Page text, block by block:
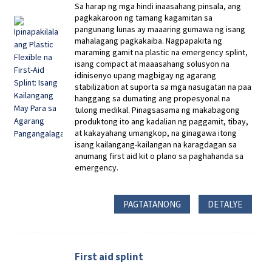
Sa harap ng mga hindi inaasahang pinsala, ang
pagkakaroon ng tamang kagamitan sa
pangunang lunas ay maaaring gumawa ng isang
mahalagang pagkakaiba. Nagpapakita ng
maraming gamit na plastic na emergency splint,
isang compact at maaasahang solusyon na
idinisenyo upang magbigay ng agarang
stabilization at suporta sa mga nasugatan na paa
hanggang sa dumating ang propesyonal na
tulong medikal. Pinagsasama ng makabagong
produktong ito ang kadalian ng paggamit, tibay,
at kakayahang umangkop, na ginagawa itong
isang kailangang-kailangan na karagdagan sa
anumang first aid kit o plano sa paghahanda sa
emergency.
PAGTATANONG DETALYE
First aid splint